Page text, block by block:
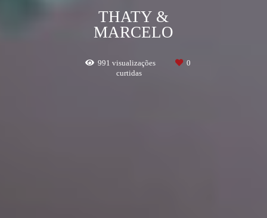
THATY &
MARCELO
991 visualizações
0
curtidas